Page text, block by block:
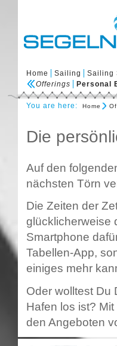
Home Sailing Sailing
Offerings
Personal
You are here: Home
Die
Auf den
nächsten Törn
Die Zeiten der
glücklicherweise
Smartphone
Tabellen-App,
einiges mehr
Oder wolltest Du
Hafen los ist?
den Angeboten